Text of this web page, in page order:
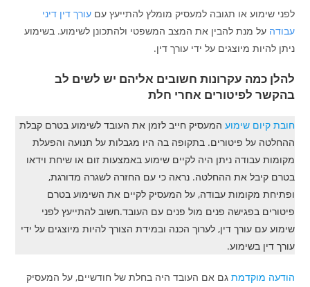
לפני שימוע או תגובה למעסיק מומלץ להתייעץ עםעורך דין דיני
עבודה על מנת להבין את המצב המשפטי ולהתכונן לשימוע. בשימוע
ניתן להיות מיוצגים על ידי עורך דין.
להלן כמה עקרונות חשובים אליהם יש לשים לב
בהקשר לפיטורים אחרי חלת
חובת קיום שימוע המעסיק חייב לזמן את העובד לשימוע בטרם קבלת
ההחלטה על פיטורים. בתקופה בה היו מגבלות על תנועה והפעלת
מקומות עבודה ניתן היה לקיים שימוע באמצעות זום או שיחת וידאו
בטרם קיבל את ההחלטה. נראה כי עם החזרה לשגרה מדורגת,
ופתיחת מקומות עבודה, על המעסיק לקיים את השימוע בטרם
פיטורים בפגישה פנים מול פנים עם העובד.חשוב להתייעץ לפני
שימוע עם עורך דין, לערוך הכנה ובמידת הצורך להיות מיוצגים על ידי
עורך דין בשימוע.
הודעה מוקדמת גם אם העובד היה בחלת של חודשיים, על המעסיק